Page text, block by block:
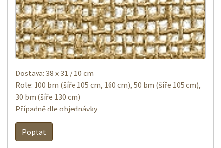
Dostava: 38 x 31 / 10 cm
Role: 100 bm (šíře 105 cm, 160 cm), 50 bm (šíře 105 cm),
30 bm (šíře 130 cm)
Případně dle objednávky
Poptat